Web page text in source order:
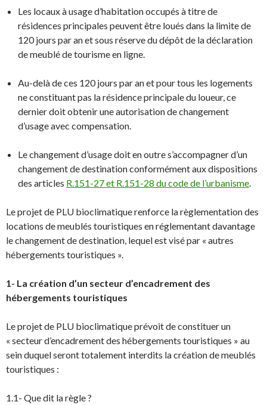
Les locaux à usage d’habitation occupés à titre de
résidences principales peuvent être loués dans la limite de
120 jours par an et sous réserve du dépôt de la déclaration
de meublé de tourisme en ligne.
Au-delà de ces 120 jours par an et pour tous les logements
ne constituant pas la résidence principale du loueur, ce
dernier doit obtenir une autorisation de changement
d’usage avec compensation.
Le changement d’usage doit en outre s’accompagner d’un
changement de destination conformément aux dispositions
des articles R.151-27 et R.151-28 du code de l’urbanisme.
Le projet de PLU bioclimatique renforce la règlementation des
locations de meublés touristiques en réglementant davantage
le changement de destination, lequel est visé par « autres
hébergements touristiques ».
1- La création d’un secteur d’encadrement des
hébergements touristiques
Le projet de PLU bioclimatique prévoit de constituer un
« secteur d’encadrement des hébergements touristiques » au
sein duquel seront totalement interdits la création de meublés
touristiques :
1.1- Que dit la règle ?